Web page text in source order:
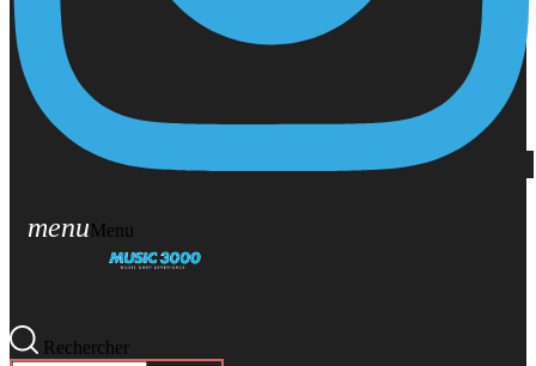
menuMenu
Rechercher